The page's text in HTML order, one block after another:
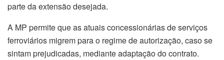
parte da extensão desejada.
A MP permite que as atuais concessionárias de serviços
ferroviários migrem para o regime de autorização, caso se
sintam prejudicadas, mediante adaptação do contrato.